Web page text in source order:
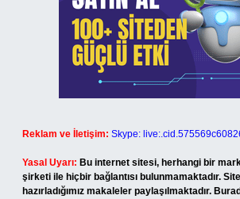
Reklam ve İletişim: Skype:
Yasal Uyarı: Bu internet sitesi, herhangi bir
şirketi ile hiçbir bağlantısı bulunmamaktadır.
hazırladığımız makaleler paylaşılmaktadır.